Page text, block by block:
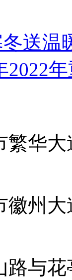
送温
2022
繁华
徽州
路与